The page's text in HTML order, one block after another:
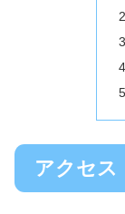
アクセス